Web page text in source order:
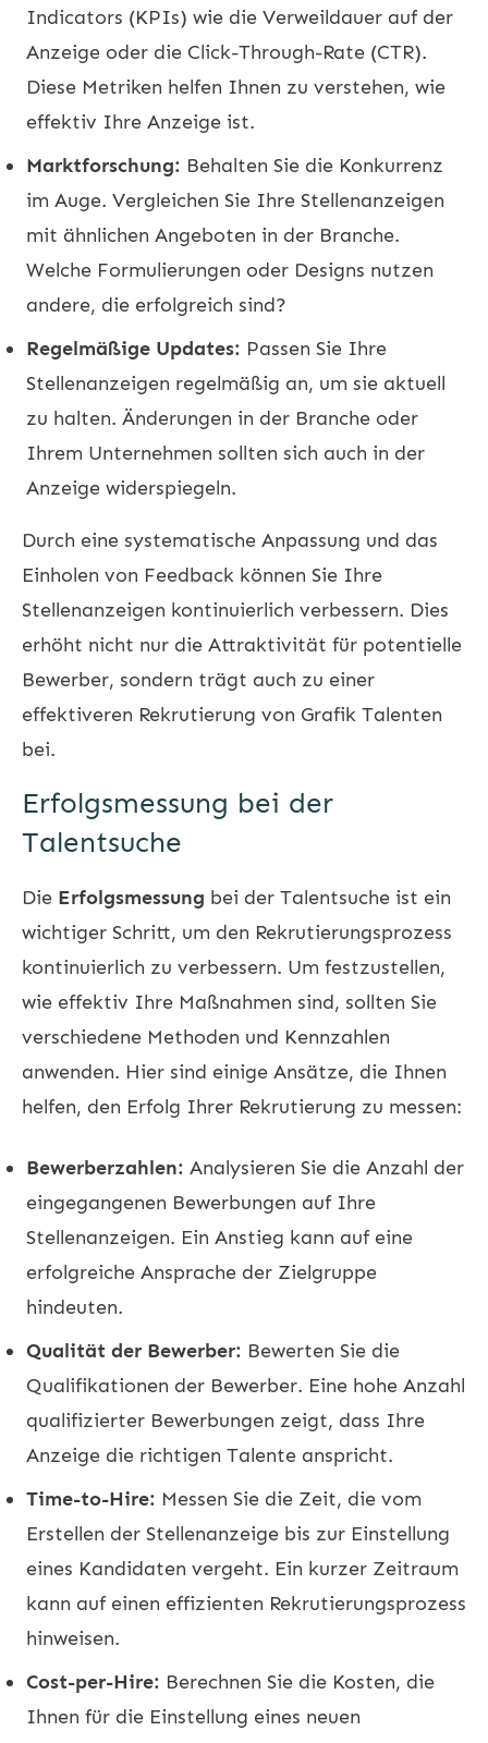
Indicators (KPIs) wie die Verweildauer auf der
Anzeige oder die Click-Through-Rate (CTR).
Diese Metriken helfen Ihnen zu verstehen, wie
effektiv Ihre Anzeige ist.
Marktforschung: Behalten Sie die Konkurrenz
im Auge. Vergleichen Sie Ihre Stellenanzeigen
mit ähnlichen Angeboten in der Branche.
Welche Formulierungen oder Designs nutzen
andere, die erfolgreich sind?
Regelmäßige Updates: Passen Sie Ihre
Stellenanzeigen regelmäßig an, um sie aktuell
zu halten. Änderungen in der Branche oder
Ihrem Unternehmen sollten sich auch in der
Anzeige widerspiegeln.
Durch eine systematische Anpassung und das
Einholen von Feedback können Sie Ihre
Stellenanzeigen kontinuierlich verbessern. Dies
erhöht nicht nur die Attraktivität für potentielle
Bewerber, sondern trägt auch zu einer
effektiveren Rekrutierung von Grafik Talenten
bei.
Erfolgsmessung bei der
Talentsuche
Die Erfolgsmessung bei der Talentsuche ist ein
wichtiger Schritt, um den Rekrutierungsprozess
kontinuierlich zu verbessern. Um festzustellen,
wie effektiv Ihre Maßnahmen sind, sollten Sie
verschiedene Methoden und Kennzahlen
anwenden. Hier sind einige Ansätze, die Ihnen
helfen, den Erfolg Ihrer Rekrutierung zu messen:
Bewerberzahlen: Analysieren Sie die Anzahl der
eingegangenen Bewerbungen auf Ihre
Stellenanzeigen. Ein Anstieg kann auf eine
erfolgreiche Ansprache der Zielgruppe
hindeuten.
Qualität der Bewerber: Bewerten Sie die
Qualifikationen der Bewerber. Eine hohe Anzahl
qualifizierter Bewerbungen zeigt, dass Ihre
Anzeige die richtigen Talente anspricht.
Time-to-Hire: Messen Sie die Zeit, die vom
Erstellen der Stellenanzeige bis zur Einstellung
eines Kandidaten vergeht. Ein kurzer Zeitraum
kann auf einen effizienten Rekrutierungsprozess
hinweisen.
Cost-per-Hire: Berechnen Sie die Kosten, die
Ihnen für die Einstellung eines neuen